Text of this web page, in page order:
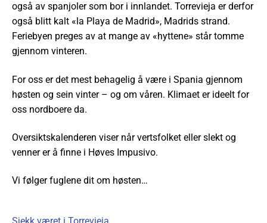
også av spanjoler som bor i innlandet. Torrevieja er derfor
også blitt kalt «la Playa de Madrid», Madrids strand.
Feriebyen preges av at mange av «hyttene» står tomme
gjennom vinteren.
For oss er det mest behagelig å være i Spania gjennom
høsten og sein vinter – og om våren. Klimaet er ideelt for
oss nordboere da.
Oversiktskalenderen viser når vertsfolket eller slekt og
venner er å finne i Høves Impusivo.
Vi følger fuglene dit om høsten…